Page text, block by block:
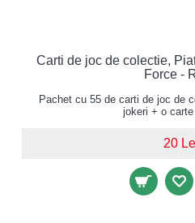
Carti de joc de colectie,
Force -
Pachet cu 55 de carti de joc de
jokeri + o
20